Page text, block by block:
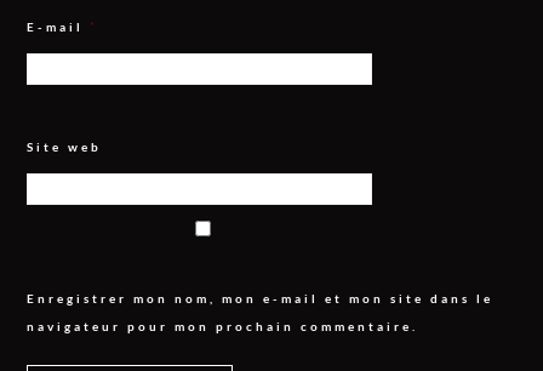
E-mail *
Site web
Enregistrer mon nom, mon e-mail et mon site dans le
navigateur pour mon prochain commentaire.